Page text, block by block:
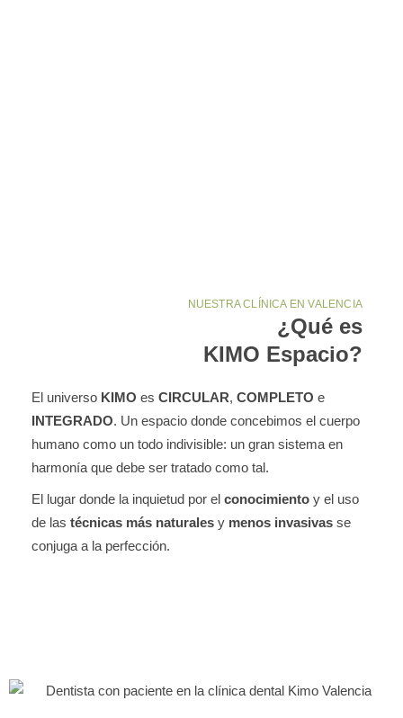
NUESTRA CLÍNICA EN VALENCIA
¿Qué es
KIMO Espacio?
El universo KIMO es CIRCULAR, COMPLETO e
INTEGRADO. Un espacio donde concebimos el cuerpo
humano como un todo indivisible: un gran sistema en
harmonía que debe ser tratado como tal.
El lugar donde la inquietud por el conocimiento y el uso
de las técnicas más naturales y menos invasivas se
conjuga a la perfección.